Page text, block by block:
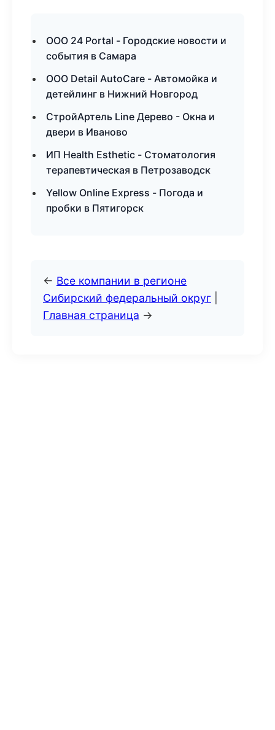
ООО 24 Portal - Городские новости и
события в Самара
ООО Detail AutoCare - Автомойка и
детейлинг в Нижний Новгород
СтройАртель Line Дерево - Окна и
двери в Иваново
ИП Health Esthetic - Стоматология
терапевтическая в Петрозаводск
Yellow Online Express - Погода и
пробки в Пятигорск
← Все компании в регионе
Сибирский федеральный округ
Главная страница →